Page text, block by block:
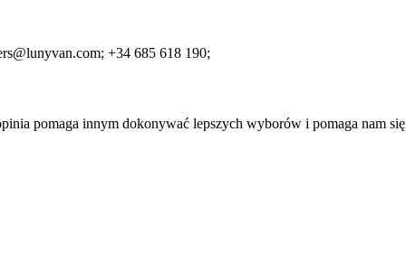
+34 685 618 190;
pomaga innym dokonywać lepszych wyborów i pomaga nam